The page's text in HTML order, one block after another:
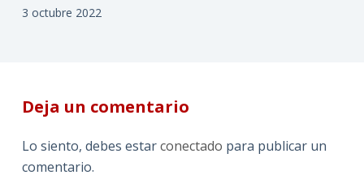
3 octubre 2022
Deja un comentario
Lo siento, debes estarconectado para publicar un
comentario.